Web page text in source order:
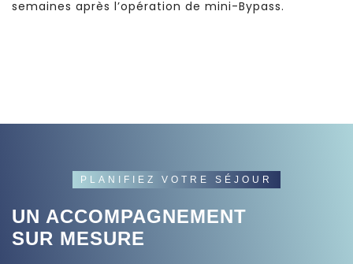
semaines après l’opération de mini-Bypass.
PLANIFIEZ VOTRE SÉJOUR
UN ACCOMPAGNEMENT
SUR MESURE